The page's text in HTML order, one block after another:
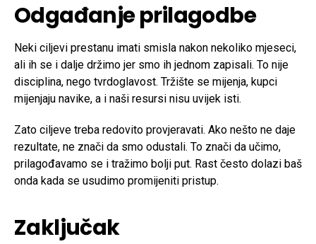
Odgađanje prilagodbe
Neki ciljevi prestanu imati smisla nakon nekoliko mjeseci,
ali ih se i dalje držimo jer smo ih jednom zapisali. To nije
disciplina, nego tvrdoglavost. Tržište se mijenja, kupci
mijenjaju navike, a i naši resursi nisu uvijek isti.
Zato ciljeve treba redovito provjeravati. Ako nešto ne daje
rezultate, ne znači da smo odustali. To znači da učimo,
prilagođavamo se i tražimo bolji put. Rast često dolazi baš
onda kada se usudimo promijeniti pristup.
Zaključak